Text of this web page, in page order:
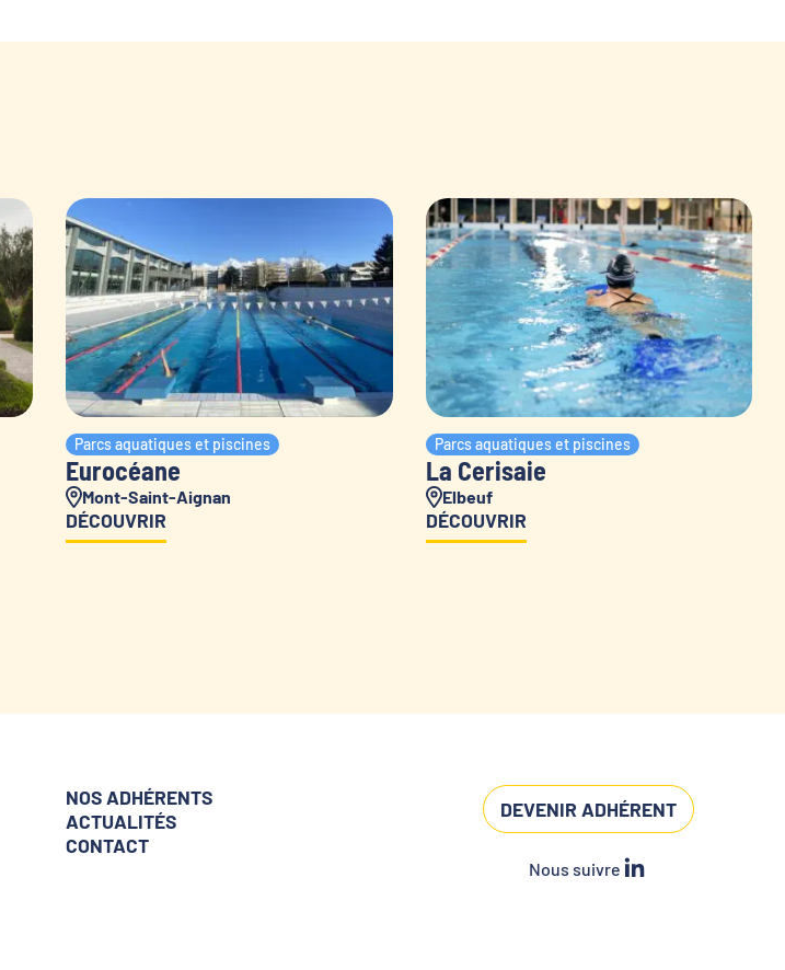
Parcs aquatiques et piscines
Eurocéane
Mont-Saint-Aignan
DÉCOUVRIR
Parcs aquatiques et piscines
La Cerisaie
Elbeuf
DÉCOUVRIR
NOS ADHÉRENTS
ACTUALITÉS
CONTACT
DEVENIR ADHÉRENT
Nous suivre